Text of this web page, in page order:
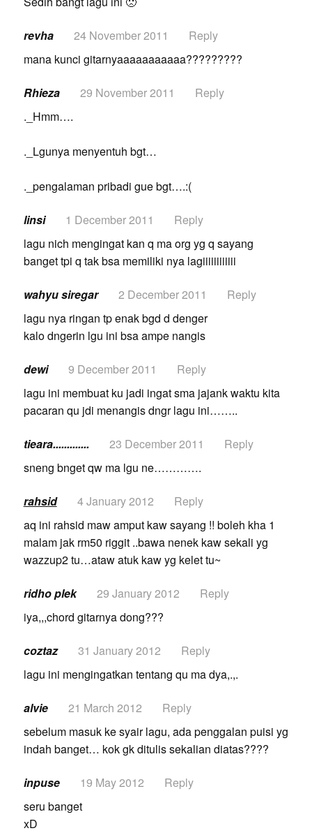
revha 24 November 2011
Reply
mana kunci gitarnyaaaaaaaaaaa?????????
Rhieza 29 November 2011
Reply
._Hmm….
._Lgunya menyentuh bgt…
._pengalaman pribadi gue bgt….:(
linsi 1 December 2011
Reply
lagu nich mengingat kan q ma org yg q sayang
banget tpi q tak bsa memiliki nya lagiiiiiiiiiiii
wahyu siregar 2 December 2011
Reply
lagu nya ringan tp enak bgd d denger
kalo dngerin lgu ini bsa ampe nangis
dewi 9 December 2011
Reply
lagu ini membuat ku jadi ingat sma jajank waktu kita
pacaran qu jdi menangis dngr lagu ini……..
tieara............. 23 December 2011
Reply
sneng bnget qw ma lgu ne………….
rahsid 4 January 2012
Reply
aq ini rahsid maw amput kaw sayang !! boleh kha 1
malam jak rm50 riggit ..bawa nenek kaw sekali yg
wazzup2 tu…ataw atuk kaw yg kelet tu~
ridho plek 29 January 2012
Reply
iya,,,chord gitarnya dong???
coztaz 31 January 2012
Reply
lagu ini mengingatkan tentang qu ma dya,.,.
alvie 21 March 2012
Reply
sebelum masuk ke syair lagu, ada penggalan puisi yg
indah banget… kok gk ditulis sekalian diatas????
inpuse 19 May 2012
Reply
seru banget
xD